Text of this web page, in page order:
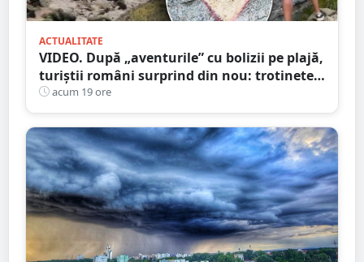
ACTUALITATE
VIDEO. După „aventurile” cu bolizii pe plajă,
turiștii români surprind din nou: trotinete
pe Bucegi și declarații de dragoste pe stânci
acum 19 ore